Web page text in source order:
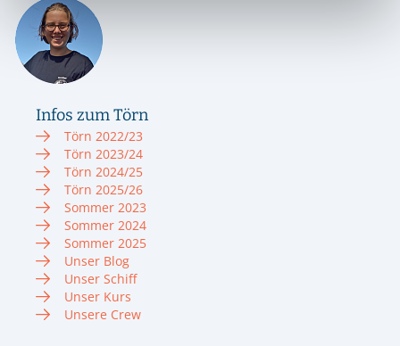
Infos zum Törn
Törn 2022/23
Törn 2023/24
Törn 2024/25
Törn 2025/26
Sommer 2023
Sommer 2024
Sommer 2025
Unser Blog
Unser Schiff
Unser Kurs
Unsere Crew